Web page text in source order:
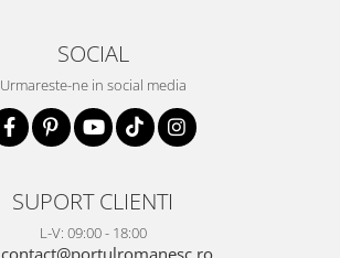
SOCIAL
Urmareste-ne in social media
SUPORT CLIENTI
L-V: 09:00 - 18:00
contact@portulromanesc.ro